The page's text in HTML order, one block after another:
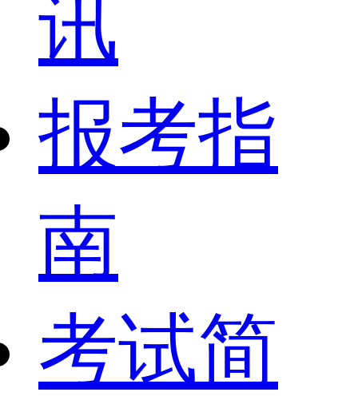
讯
报考指
南
考试简